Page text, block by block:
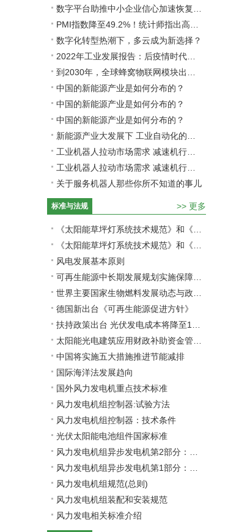
数字化转型热潮下，多云成为新选择？
中国的新能源产业是如何分布的？
中国的新能源产业是如何分布的？
中国的新能源产业是如何分布的？
关于服务机器人那些你所不知道的事儿
标准与法规 >> 更多
风电发展基本原则
德国新出台《可再生能源促进方针》
中国将实施五大措施推进节能减排
国际海洋法发展趋向
国外风力发电机重点技术标准
风力发电机组控制器:试验方法
风力发电机组控制器：技术条件
光伏太阳能电池组件国家标准
风力发电机组规范(总则)
风力发电机组装配和安装规范
风力发电相关标准介绍